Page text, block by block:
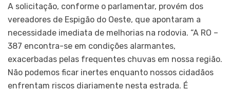
A solicitação, conforme o parlamentar, provém dos
vereadores de Espigão do Oeste, que apontaram a
necessidade imediata de melhorias na rodovia. “A RO –
387 encontra-se em condições alarmantes,
exacerbadas pelas frequentes chuvas em nossa região.
Não podemos ficar inertes enquanto nossos cidadãos
enfrentam riscos diariamente nesta estrada. É